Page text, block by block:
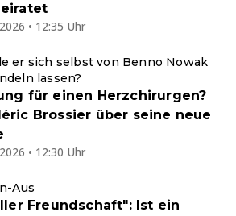
• 12:35 Uhr
er sich selbst von Benno Nowak
lassen?
für einen Herzchirurgen?
Brossier über seine neue
• 12:30 Uhr
Aus
Freundschaft": Ist ein